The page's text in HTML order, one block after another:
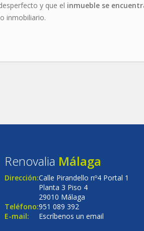
y que el inmueble se
inmobiliario.
Renovalia Málaga
Dirección:Calle Pirandello nº4 Portal 1
Planta 3 Piso 4
29010 Málaga
Teléfono:951 089 392
E-mail:
Escríbenos un email